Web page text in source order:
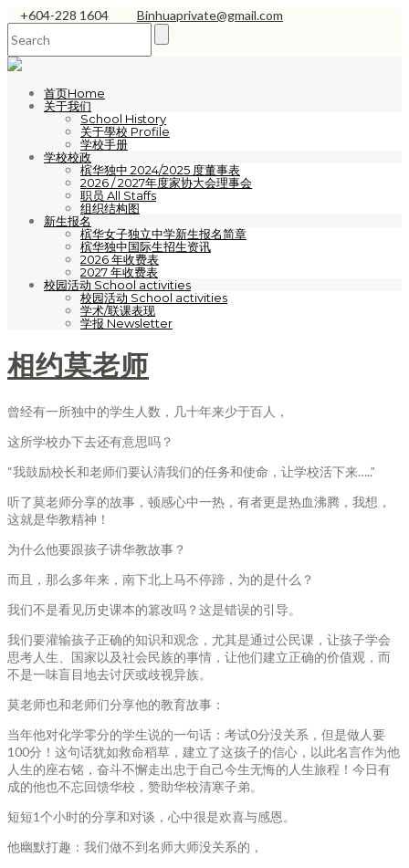
+604-228 1604 Binhuaprivate@gmail.com
首页Home
关于我们
School History
关于學校 Profile
学校手册
学校校政
槟华独中 2024/2025 度董事表
2026 / 2027年度家协大会理事会
职员 All Staffs
组织结构图
新生报名
槟华女子独立中学新生报名简章
槟华独中国际生招生资讯
2026 年收费表
2027 年收费表
校园活动 School activities
校园活动 School activities
学术/联课表现
学报 Newsletter
相约莫老师
曾经有一所独中的学生人数，几十年来少于百人，
这所学校办下去还有意思吗？
“我鼓励校长和老师们要认清我们的任务和使命，让学校活下来…..”
听了莫老师分享的故事，顿感心中一热，有者更是热血沸腾，我想，
这就是华教精神！
为什么他要跟孩子讲华教故事？
而且，那么多年来，南下北上马不停蹄，为的是什么？
我们不是看见历史课本的篡改吗？这是错误的引导。
我们要灌输孩子正确的知识和观念，尤其是通过公民课，让孩子学会
思考人生、国家以及社会民族的事情，让他们建立正确的价值观，而
不是一味盲目地去讨厌或歧视异族。
莫老师也和老师们分享他的教育故事：
当年他对化学零分的学生说的一句话：考试0分没关系，但是做人要
100分！这句话犹如救命稻草，建立了这孩子的信心，以此名言作为他
人生的座右铭，奋斗不懈走出忠于自己今生无悔的人生旅程！今日有
成的他也不忘回馈华校，赞助华校清寒子弟。
短短1个小时的分享和对谈，心中很是欢喜与感恩。
他幽默打趣：我们做不到名师大师没关系的，